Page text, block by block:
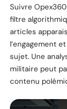
Suivre
filtre
articles
l’engagement
sujet. Une
militaire peut
contenu